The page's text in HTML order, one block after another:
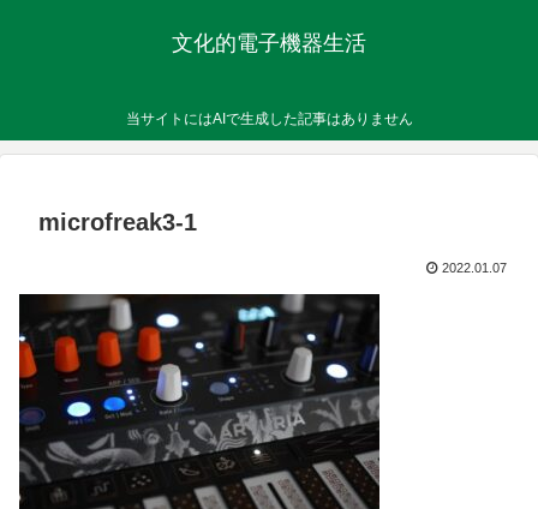
文化的電子機器生活
当サイトにはAIで生成した記事はありません
microfreak3-1
2022.01.07